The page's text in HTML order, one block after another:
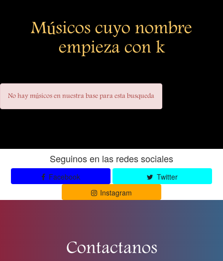
Músicos cuyo nombre
empieza con k
No hay músicos en nuestra base para esta busqueda
Seguinos en las redes sociales
Facebook
Twitter
Instagram
Contactanos